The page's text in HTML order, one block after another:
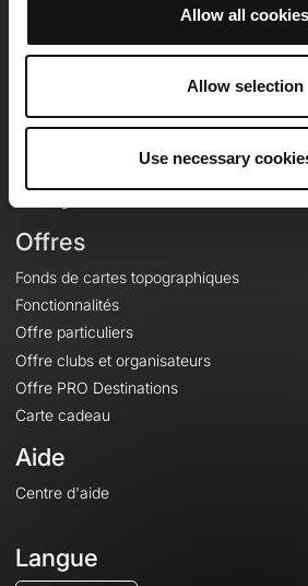
Allow all cookies
Allow selection
Use necessary
OpenRunner
Carrières
Offres
Fonds de cartes topographiques
Fonctionnalités
Offre particuliers
Offre clubs et organisateurs
Offre PRO Destinations
Carte cadeau
Aide
Centre d'aide
Langue